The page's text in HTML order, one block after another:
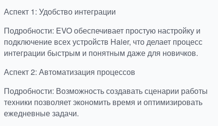
Аспект 1: Удобство интеграции
Подробности: EVO обеспечивает простую настройку и
подключение всех устройств Haier, что делает процесс
интеграции быстрым и понятным даже для новичков.
Аспект 2: Автоматизация процессов
Подробности: Возможность создавать сценарии работы
техники позволяет экономить время и оптимизировать
ежедневные задачи.